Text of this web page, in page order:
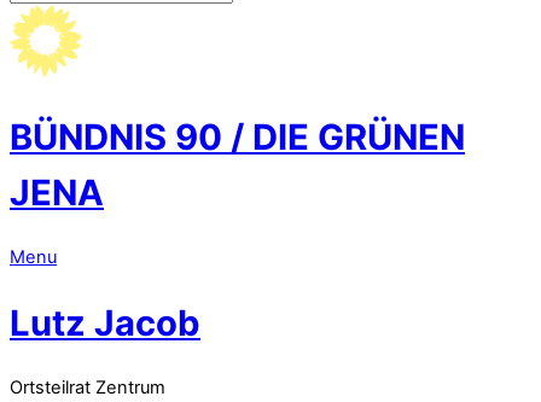
BÜNDNIS 90 / DIE GRÜNEN
JENA
Menu
Lutz Jacob
Ortsteilrat Zentrum